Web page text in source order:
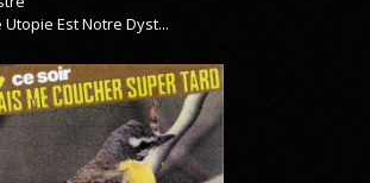
Utopie Est Notre Dyst...